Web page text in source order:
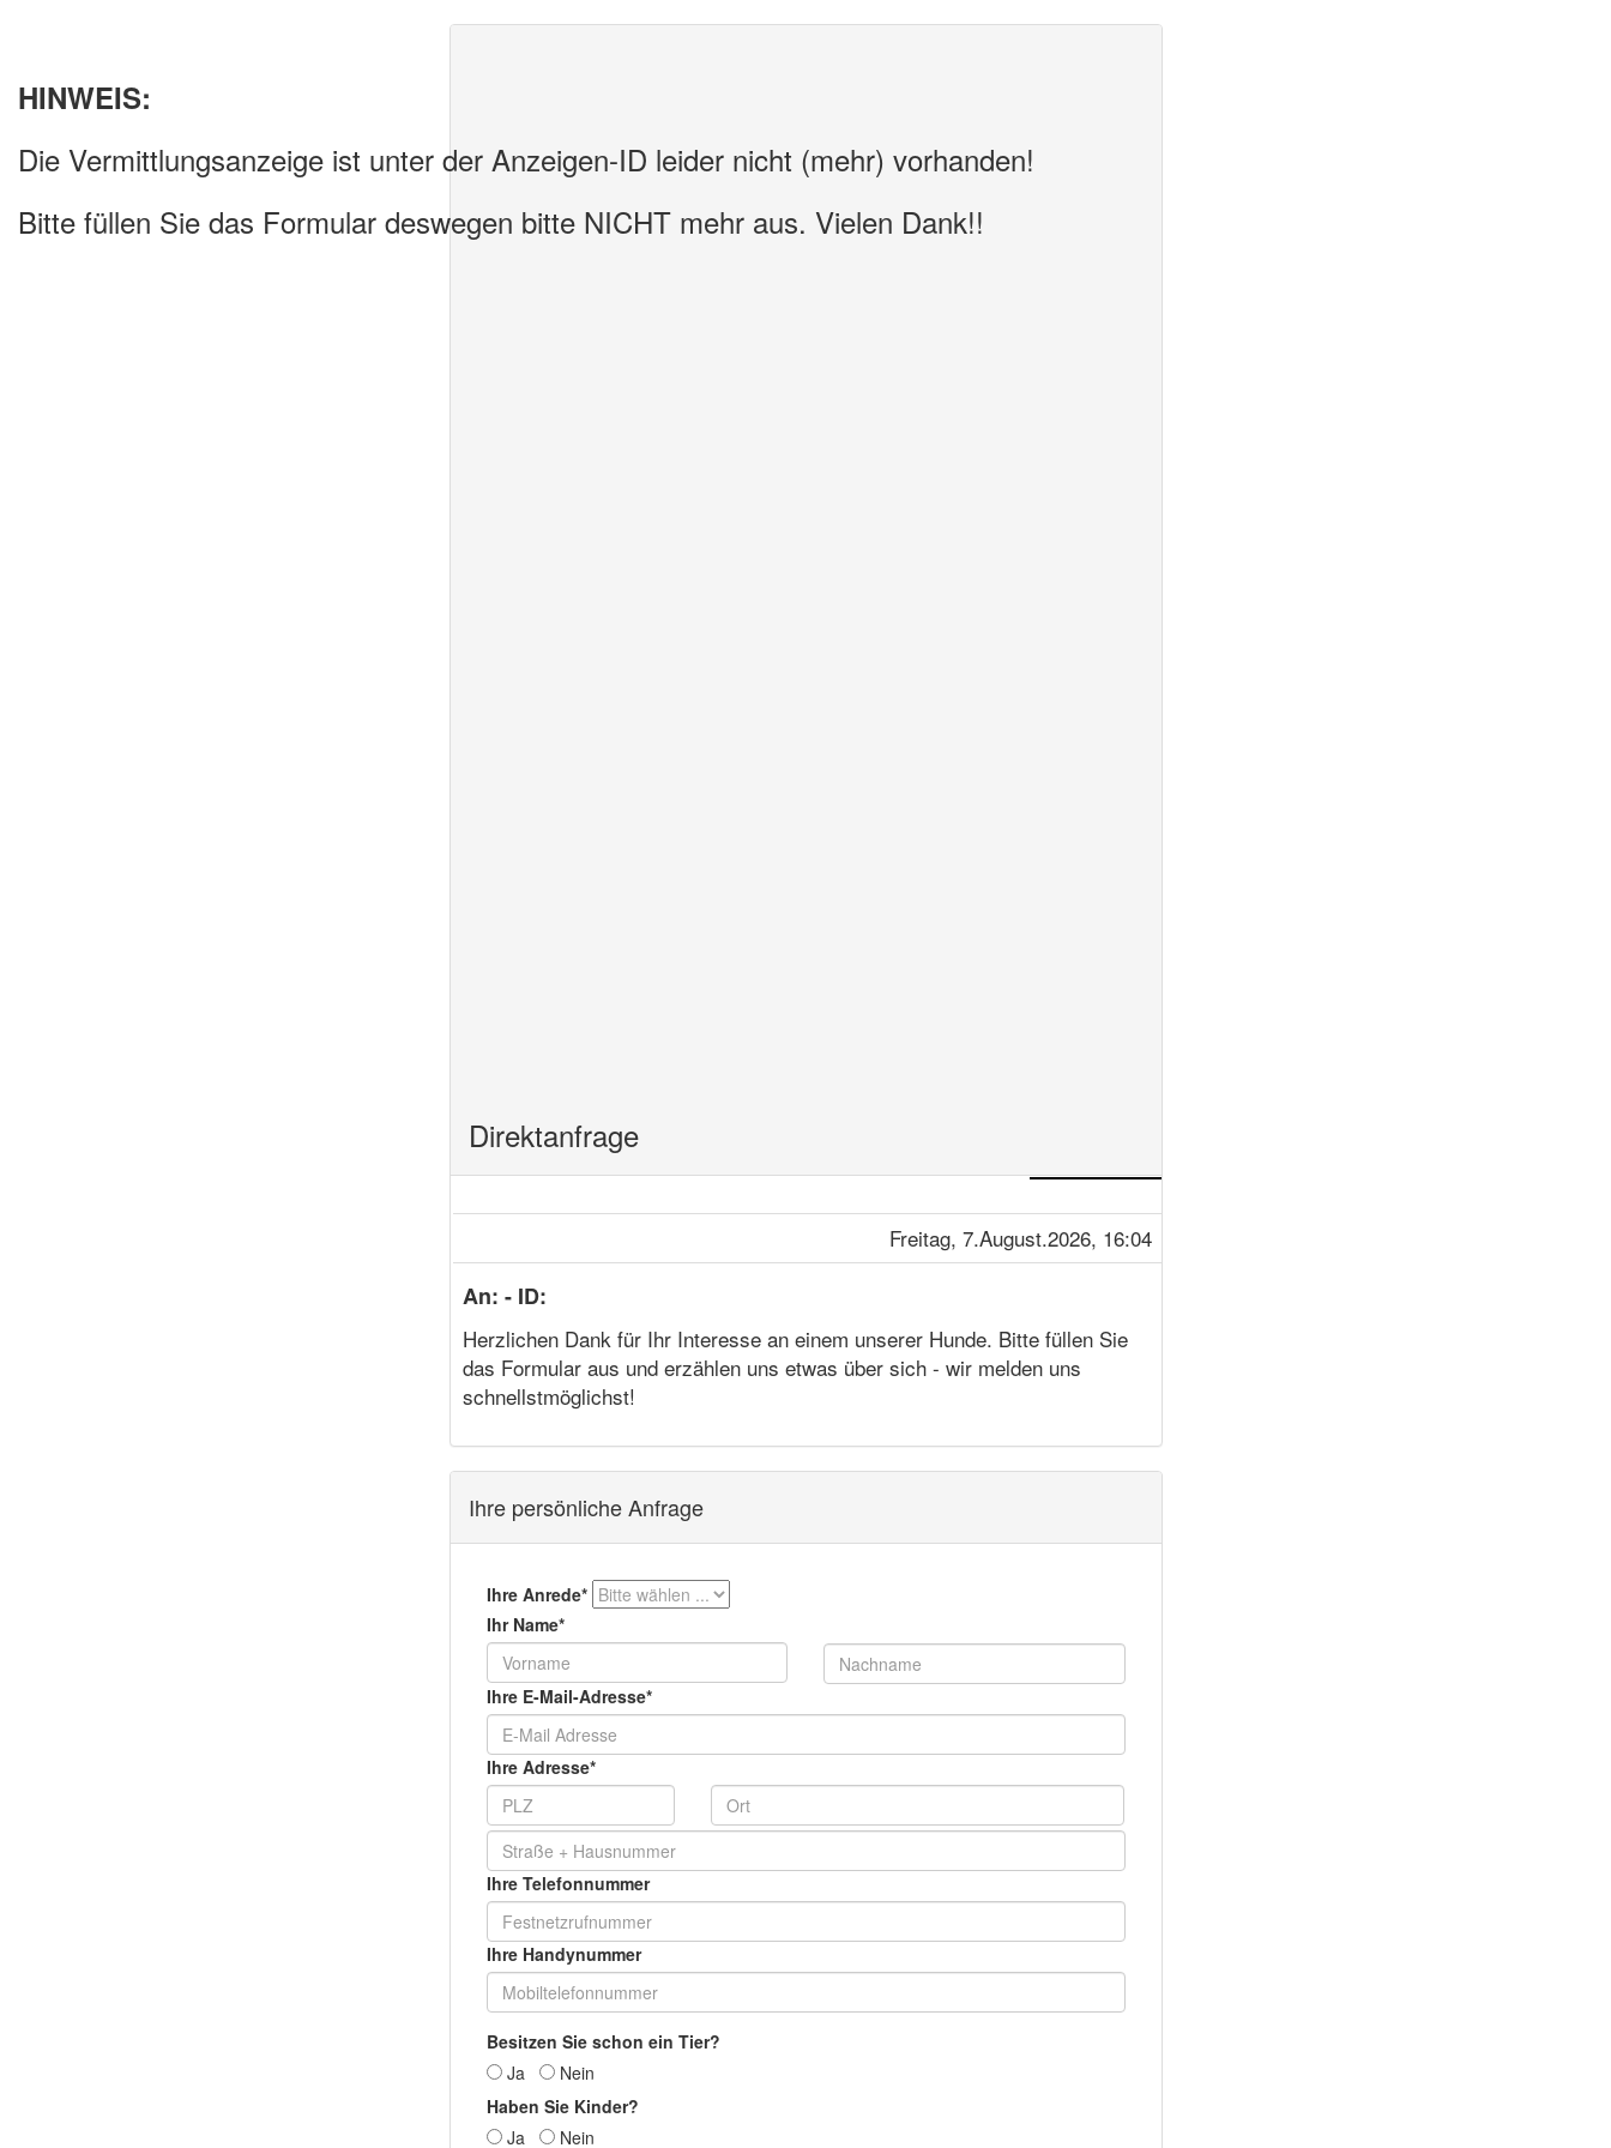
HINWEIS:
Die Vermittlungsanzeige ist unter der Anzeigen-ID leider nicht (mehr) vorhanden!
Bitte füllen Sie das Formular deswegen bitte NICHT mehr aus. Vielen Dank!!
Direktanfrage
Freitag, 7.August.2026, 16:04
An: - ID:
Herzlichen Dank für Ihr Interesse an einem unserer Hunde. Bitte füllen Sie
das Formular aus und erzählen uns etwas über sich - wir melden uns
schnellstmöglichst!
Ihre persönliche Anfrage
Ihre Anrede*
Ihr Name*
Ihre E-Mail-Adresse*
Ihre Adresse*
Ihre Telefonnummer
Ihre Handynummer
Besitzen Sie schon ein Tier?
Ja
Nein
Haben Sie Kinder?
Ja
Nein